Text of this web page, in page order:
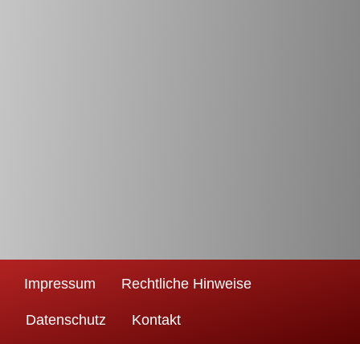
Impressum Rechtliche Hinweise
Datenschutz Kontakt